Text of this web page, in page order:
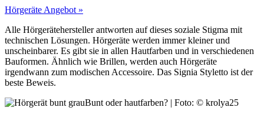
Hörgeräte Angebot »
Alle Hörgerätehersteller antworten auf dieses soziale Stigma mit
technischen Lösungen. Hörgeräte werden immer kleiner und
unscheinbarer. Es gibt sie in allen Hautfarben und in verschiedenen
Bauformen. Ähnlich wie Brillen, werden auch Hörgeräte
irgendwann zum modischen Accessoire. Das Signia Styletto ist der
beste Beweis.
Bunt oder hautfarben? | Foto: © krolya25